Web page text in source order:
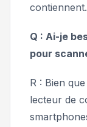
contiennent.
Q : Ai-je
pour
R : Bien
lecteur de